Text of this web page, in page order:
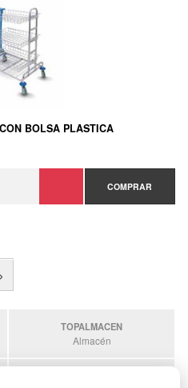
BOLSA PLASTICA
COMPRAR
TOPALMACEN
Almacén